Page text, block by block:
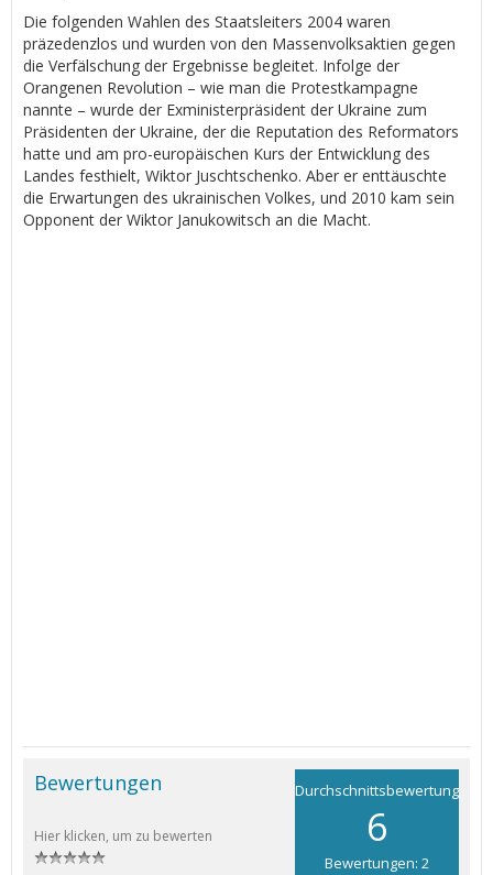
Die folgenden Wahlen des Staatsleiters 2004 waren
präzedenzlos und wurden von den Massenvolksaktien gegen
die Verfälschung der Ergebnisse begleitet. Infolge der
Orangenen Revolution – wie man die Protestkampagne
nannte – wurde der Exministerpräsident der Ukraine zum
Präsidenten der Ukraine, der die Reputation des Reformators
hatte und am pro-europäischen Kurs der Entwicklung des
Landes festhielt, Wiktor Juschtschenko. Aber er enttäuschte
die Erwartungen des ukrainischen Volkes, und 2010 kam sein
Opponent der Wiktor Janukowitsch an die Macht.
Durchschnittsbewertung
6
Bewertungen: 2
Bewertungen
Hier klicken, um zu bewerten